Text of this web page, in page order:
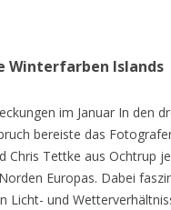
Winterfarben Islands
im Januar In den
bereiste das
Chris Tettke aus Ochtrup
Europas. Dabei
Licht- und